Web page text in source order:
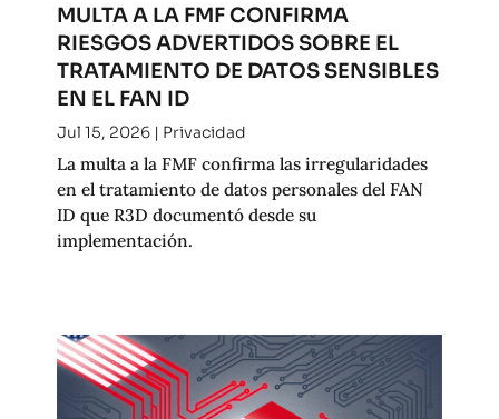
MULTA A LA FMF CONFIRMA
RIESGOS ADVERTIDOS SOBRE EL
TRATAMIENTO DE DATOS SENSIBLES
EN EL FAN ID
Jul 15, 2026| Privacidad
La multa a la FMF confirma las irregularidades
en el tratamiento de datos personales del FAN
ID que R3D documentó desde su
implementación.